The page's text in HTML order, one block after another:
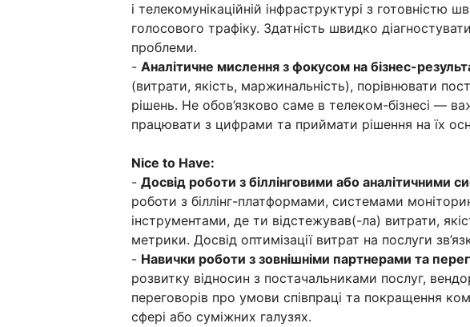
і телекомунікаційній інфраструктурі з готовністю
голосового трафіку. Здатність швидко
проблеми.
- Аналітичне мислення з фокусом на бізнес-
(витрати, якість, маржинальність), порівнювати
рішень. Не обов’язково саме в телеком-бізнесі —
працювати з цифрами та приймати рішення на їх
Nice to Have:
- Досвід роботи з біллінговими або аналітичними
роботи з біллінг-платформами, системами
інструментами, де ти відстежував(-ла) витрати,
метрики. Досвід оптимізації витрат на послуги
- Навички роботи з зовнішніми партнерами та
розвитку відносин з постачальниками послуг,
переговорів про умови співпраці та покращення
сфері або суміжних галузях.